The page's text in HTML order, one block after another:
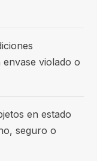
violado o
en estado
seguro o